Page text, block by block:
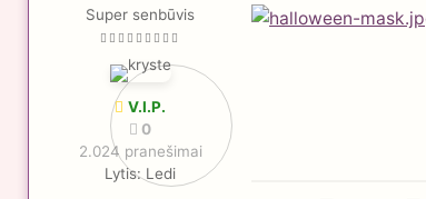
Super senbūvis
V.I.P.
0
2.024 pranešimai
Lytis: Ledi